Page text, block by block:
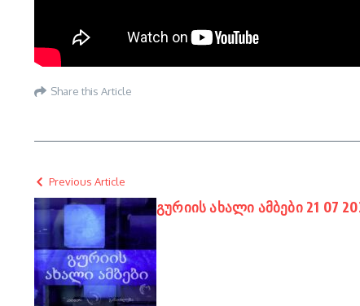
Share this Article
Previous Article
გურიის ახალი ამბები 21 07